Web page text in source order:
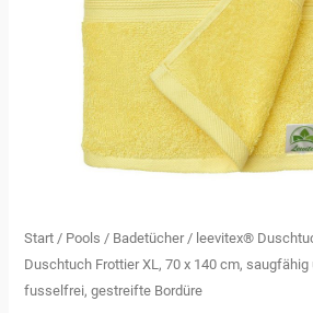
Start / Pools / Badetücher/ leevitex®
Duschtuch Frottier XL, 70 x 140 cm, saugfähig
fusselfrei, gestreifte Bordüre